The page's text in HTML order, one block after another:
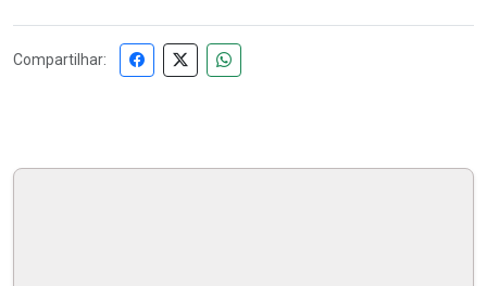
Compartilhar: